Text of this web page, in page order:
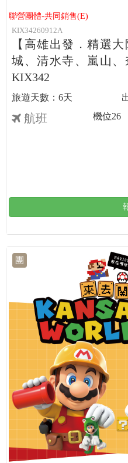
聯營團體-共同銷售(E)
KIX34260912A
【高雄出發．精選
城、清水寺、嵐山
KIX342
6天
航班 機位26
團